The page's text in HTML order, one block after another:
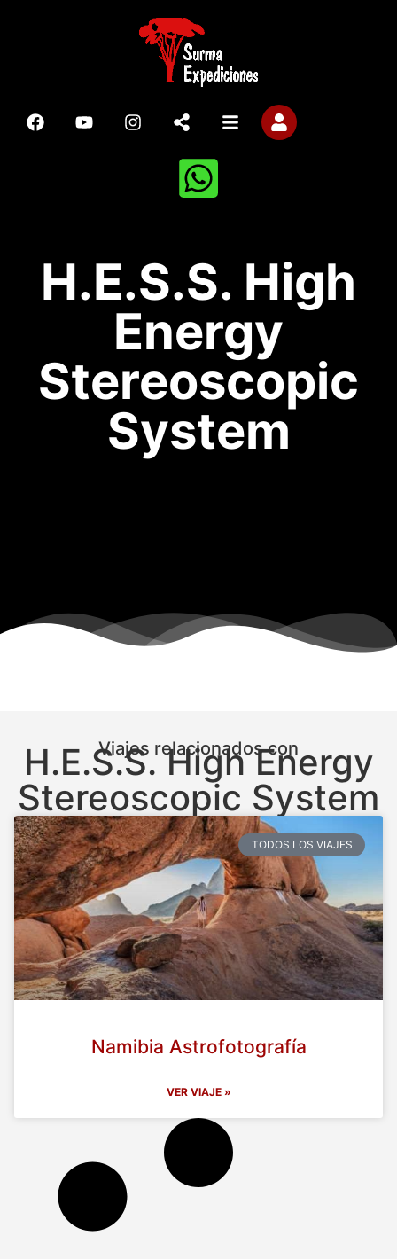
H.E.S.S. High
Energy
Stereoscopic
System
Viajes relacionados con
H.E.S.S. High Energy
Stereoscopic System
TODOS LOS VIAJES
Namibia Astrofotografía
VER VIAJE »